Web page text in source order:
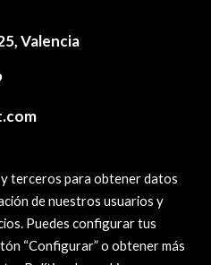
Valencia
terceros para obtener datos
de nuestros usuarios y
Puedes configurar tus
“Configurar” o obtener más